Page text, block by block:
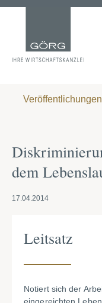
Veröffentlichungen
dem
17.04.2014
Leitsatz
Notiert sich der